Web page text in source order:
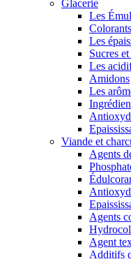
Glacerie
Les
Les
Sucres
Les
Amidons
Les
Viande et
Agents
Agents
Agent
Additifs